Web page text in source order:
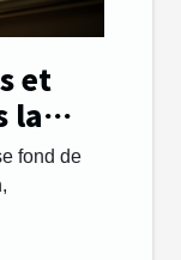
et
la
fond de